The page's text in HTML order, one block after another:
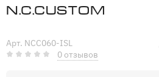
N.C.Custom
Арт. NCC060-ISL
0 отзывов